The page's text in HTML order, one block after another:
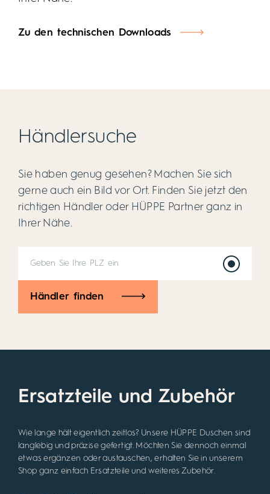
bodengleich eingebaut oder flach aufliegend mit
aufwändiger Verarbeitung wärmespeichernd,
Zu den technischen Downloads
Händlersuche
Sie haben genug gesehen? Machen Sie sich
gerne auch ein Bild vor Ort. Finden Sie jetzt den
richtigen Händler oder HÜPPE Partner ganz in
Ihrer Nähe.
Händler finden
Ersatzteile und Zubehör
Wie lange hält eigentlich zeitlos? Unsere HÜPPE Duschen sind
langlebig und präzise gefertigt. Möchten Sie dennoch einmal
etwas ergänzen oder austauschen, erhalten Sie in unserem
Shop ganz einfach Ersatzteile und weiteres Zubehör.